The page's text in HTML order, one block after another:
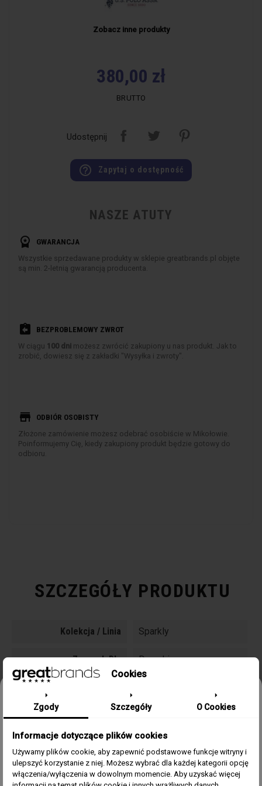
Zobacz inne produkty
380,00 zł
BRUTTO
Udostępnij
help_outline Zapytaj o dostępność
NASZE ATUTY
workspace_premium GWARANCJA
Wszystkie sprzedawane produkty w sklepie greatbrands.pl objęte
są min. 2-letnią gwarancją producenta.
assignment_return BEZPROBLEMOWY ZWROT
W ciągu 100 dni możesz zwrócić zakupiony u nas produkt. Jak to
zrobić, dowiesz się z zakładki "Wysyłka i zwroty".
store ODBIÓR OSOBISTY
Złożone zamówienie możesz odebrać osobiście w Mikołowie.
Poinformujemy Cię, kiedy zakupiony produkt będzie gotowy do
odbioru.
SZCZEGÓŁY PRODUKTU
Kolekcja / Linia Sparkly
Zegarek Dla Damski
Materiał Koperty
Kolor Tarczy
Rozmiar Koperty 28 mm
Cookies
Zgody Szczegóły O Cookies
Informacje dotyczące plików cookies
Używamy plików cookie, aby zapewnić podstawowe funkcje witryny i
ulepszyć korzystanie z niej. Możesz wybrać dla każdej kategorii opcję
włączenia/wyłączenia w dowolnym momencie. Aby uzyskać więcej
Odbierz 15% rabatu na pierwsze
zamówienie w greatbrands!
Zapisz się do bezpłatnego Newslettera i dowiaduj się pierwszy o
Email